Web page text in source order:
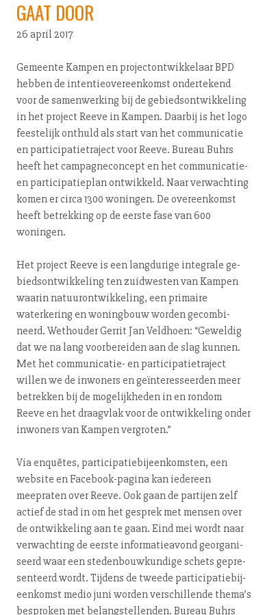
GAAT DOOR
26 april 2017
Gemeente Kampen en pro­ject­ont­wik­ke­laar BPD
hebben de in­ten­tie­over­een­komst ondertekend
voor de sa­men­wer­king bij de ge­bieds­ont­wik­ke­ling
in het project Reeve in Kampen. Daarbij is het logo
feestelijk onthuld als start van het com­mu­ni­ca­tie
en par­ti­ci­pa­tie­tra­ject voor Reeve. Bureau Buhrs
heeft het cam­pag­ne­con­cept en het com­mu­ni­ca­tie-
en par­ti­ci­pa­tie­plan ontwikkeld. Naar verwachting
komen er circa 1300 woningen. De over­een­komst
heeft betrekking op de eerste fase van 600
woningen.
Het project Reeve is een langdurige integrale ge­
bieds­ont­wik­ke­ling ten zuidwesten van Kampen
waarin na­tuur­ont­wik­ke­ling, een primaire
waterkering en woningbouw worden ge­com­bi­
neerd. Wethouder Gerrit Jan Veldhoen: “Geweldig
dat we na lang voor­be­rei­den aan de slag kunnen.
Met het com­mu­ni­ca­tie- en par­ti­ci­pa­tie­tra­ject
willen we de inwoners en geïnte­res­seer­den meer
betrekken bij de mo­ge­lijk­he­den in en rondom
Reeve en het draagvlak voor de ont­wik­ke­ling onder
inwoners van Kampen vergroten.”
Via enquêtes, par­ti­ci­pa­tie­bij­een­kom­sten, een
website en Fa­cebook-pa­gi­na kan iedereen
meepraten over Reeve. Ook gaan de partijen zelf
actief de stad in om het gesprek met mensen over
de ont­wik­ke­ling aan te gaan. Eind mei wordt naar
verwachting de eerste in­for­ma­tie­avond ge­or­ga­ni­
seerd waar een ste­den­bouw­kun­di­ge schets ge­pre­
sen­teerd wordt. Tijdens de tweede par­ti­ci­pa­tie­bij­
een­komst medio juni worden ver­schil­len­de thema’s
besproken met be­lang­stel­len­den. Bureau Buhrs